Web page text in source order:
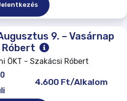
9. – Vasárnap
Róbert
ÖKT - Szakácsi Róbert
4.600 Ft/Alkalom